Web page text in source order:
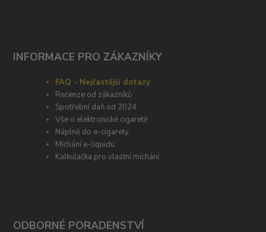
INFORMACE PRO ZÁKAZNÍKY
FAQ - Nejčastější dotazy
Recenze od zákazníků
Spotřební daň od 2024
Vše o elektronické cigaretě
Náplně do e-cigarety
Míchání e-liquidu
Kalkulačka pro vlastní míchání
ODBORNÉ PORADENSTVÍ